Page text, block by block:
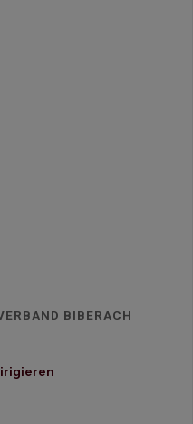
BIBERACH